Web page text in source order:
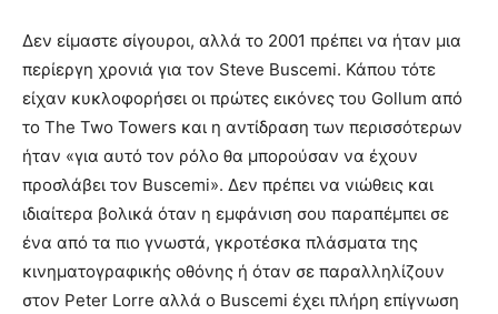
Δεν είμαστε σίγουροι, αλλά το 2001 πρέπει να ήταν μια
περίεργη χρονιά για τον Steve Buscemi. Κάπου τότε
είχαν κυκλοφορήσει οι πρώτες εικόνες του Gollum από
το The Two Towers και η αντίδραση των περισσότερων
ήταν «για αυτό τον ρόλο θα μπορούσαν να έχουν
προσλάβει τον Buscemi». Δεν πρέπει να νιώθεις και
ιδιαίτερα βολικά όταν η εμφάνιση σου παραπέμπει σε
ένα από τα πιο γνωστά, γκροτέσκα πλάσματα της
κινηματογραφικής οθόνης ή όταν σε παραλληλίζουν
στον Peter Lorre αλλά ο Buscemi έχει πλήρη επίγνωση